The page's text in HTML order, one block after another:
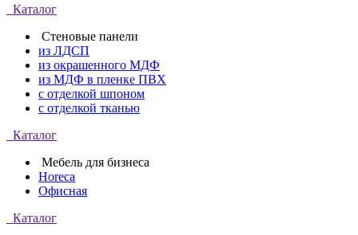
Каталог
Стеновые панели
из ЛДСП
из окрашенного МДФ
из МДФ в пленке ПВХ
с отделкой шпоном
с отделкой тканью
Каталог
Мебель для бизнеса
Horeca
Офисная
Каталог